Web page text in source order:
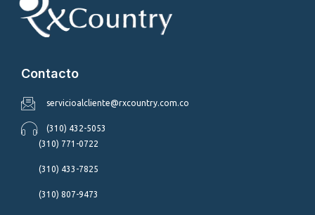
Contacto
servicioalcliente@rxcountry.com.co
(310) 432-5053
(310) 771-0722
(310) 433-7825
(310) 807-9473